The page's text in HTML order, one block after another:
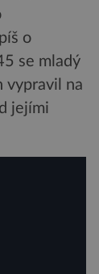
o
se mladý
vypravil na
jejími